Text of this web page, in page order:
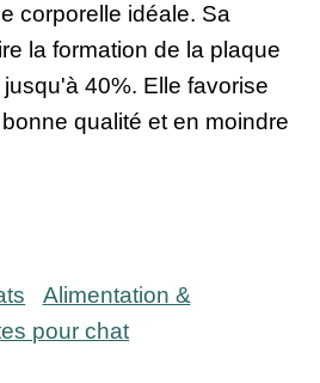
corporelle idéale. Sa
la formation de la plaque
40%. Elle favorise
qualité et en moindre
Alimentation &
pour chat